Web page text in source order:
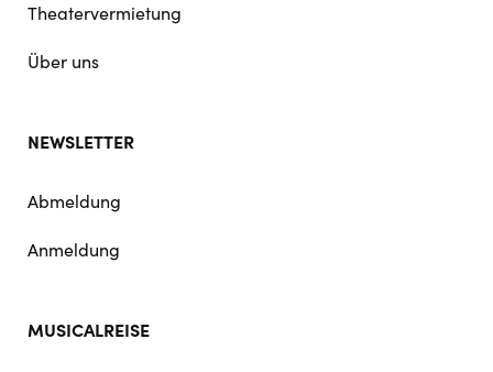
Theatervermietung
Über uns
NEWSLETTER
Abmeldung
Anmeldung
MUSICALREISE